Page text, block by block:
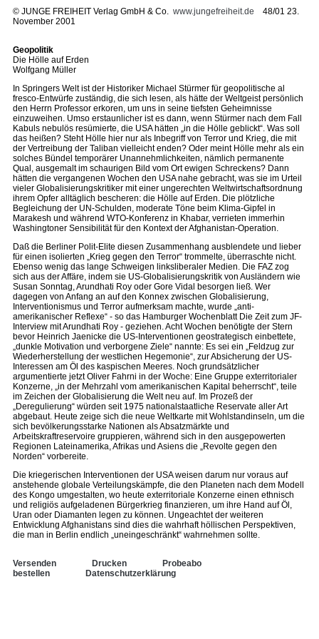
© JUNGE FREIHEIT Verlag GmbH & Co. www.jungefreiheit.de 48/01 23.
November 2001
Geopolitik
Die Hölle auf Erden
Wolfgang Müller
In Springers Welt ist der Historiker Michael Stürmer für geopolitische al
fresco-Entwürfe zuständig, die sich lesen, als hätte der Weltgeist persönlich
den Herrn Professor erkoren, um uns in seine tiefsten Geheimnisse
einzuweihen. Umso erstaunlicher ist es dann, wenn Stürmer nach dem Fall
Kabuls nebulös resümierte, die USA hätten „in die Hölle geblickt“. Was soll
das heißen? Steht Hölle hier nur als Inbegriff von Terror und Krieg, die mit
der Vertreibung der Taliban vielleicht enden? Oder meint Hölle mehr als ein
solches Bündel temporärer Unannehmlichkeiten, nämlich permanente
Qual, ausgemalt im schaurigen Bild vom Ort ewigen Schreckens? Dann
hätten die vergangenen Wochen den USA nahe gebracht, was sie im Urteil
vieler Globalisierungskritiker mit einer ungerechten Weltwirtschaftsordnung
ihrem Opfer alltäglich bescheren: die Hölle auf Erden. Die plötzliche
Begleichung der UN-Schulden, moderate Töne beim Klima-Gipfel in
Marakesh und während WTO-Konferenz in Khabar, verrieten immerhin
Washingtoner Sensibilität für den Kontext der Afghanistan-Operation.
Daß die Berliner Polit-Elite diesen Zusammenhang ausblendete und lieber
für einen isolierten „Krieg gegen den Terror“ trommelte, überraschte nicht.
Ebenso wenig das lange Schweigen linksliberaler Medien. Die FAZ zog
sich aus der Affäre, indem sie US-Globalisierungskritik von Ausländern wie
Susan Sonntag, Arundhati Roy oder Gore Vidal besorgen ließ. Wer
dagegen von Anfang an auf den Konnex zwischen Globalisierung,
Interventionismus und Terror aufmerksam machte, wurde „anti-
amerikanischer Reflexe“ - so das Hamburger Wochenblatt Die Zeit zum JF-
Interview mit Arundhati Roy - geziehen. Acht Wochen benötigte der Stern
bevor Heinrich Jaenicke die US-Interventionen geostrategisch einbettete,
„dunkle Motivation und verborgene Ziele“ nannte: Es sei ein „Feldzug zur
Wiederherstellung der westlichen Hegemonie“, zur Absicherung der US-
Interessen am Öl des kaspischen Meeres. Noch grundsätzlicher
argumentierte jetzt Oliver Fahrni in der Woche: Eine Gruppe exterritorialer
Konzerne, „in der Mehrzahl vom amerikanischen Kapital beherrscht“, teile
im Zeichen der Globalisierung die Welt neu auf. Im Prozeß der
„Deregulierung“ würden seit 1975 nationalstaatliche Reservate aller Art
abgebaut. Heute zeige sich die neue Weltkarte mit Wohlstandinseln, um die
sich bevölkerungsstarke Nationen als Absatzmärkte und
Arbeitskraftreservoire gruppieren, während sich in den ausgepowerten
Regionen Lateinamerika, Afrikas und Asiens die „Revolte gegen den
Norden“ vorbereite.
Die kriegerischen Interventionen der USA weisen darum nur voraus auf
anstehende globale Verteilungskämpfe, die den Planeten nach dem Modell
des Kongo umgestalten, wo heute exterritoriale Konzerne einen ethnisch
und religiös aufgeladenen Bürgerkrieg finanzieren, um ihre Hand auf Öl,
Uran oder Diamanten legen zu können. Ungeachtet der weiteren
Entwicklung Afghanistans sind dies die wahrhaft höllischen Perspektiven,
die man in Berlin endlich „uneingeschränkt“ wahrnehmen sollte.
Versenden Drucken
Probeabo
bestellen
Datenschutzerklärung